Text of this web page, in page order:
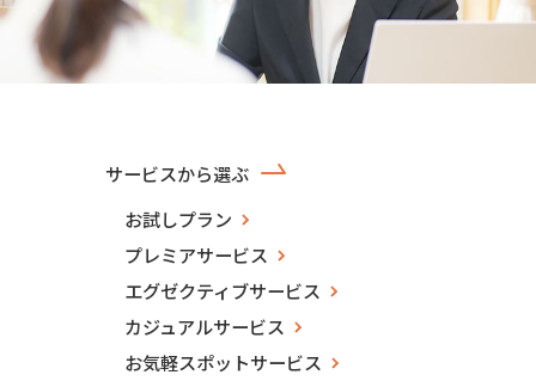
サービスから選ぶ
お試しプラン
プレミアサービス
エグゼクティブサービス
カジュアルサービス
お気軽スポットサービス